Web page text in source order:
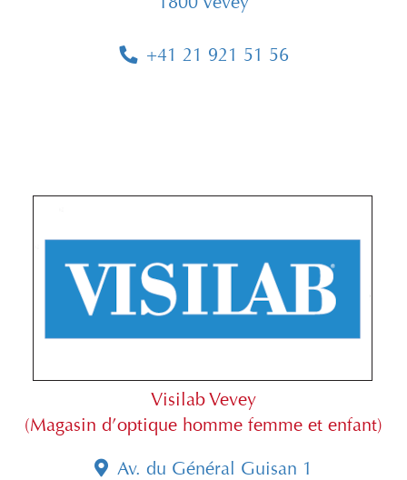
+41 21 921 51 56
Visilab Vevey
(Magasin d’optique homme femme et enfant)
Av. du Général Guisan 1